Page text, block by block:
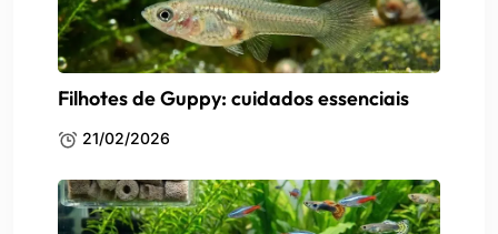
Filhotes de Guppy: cuidados essenciais
21/02/2026